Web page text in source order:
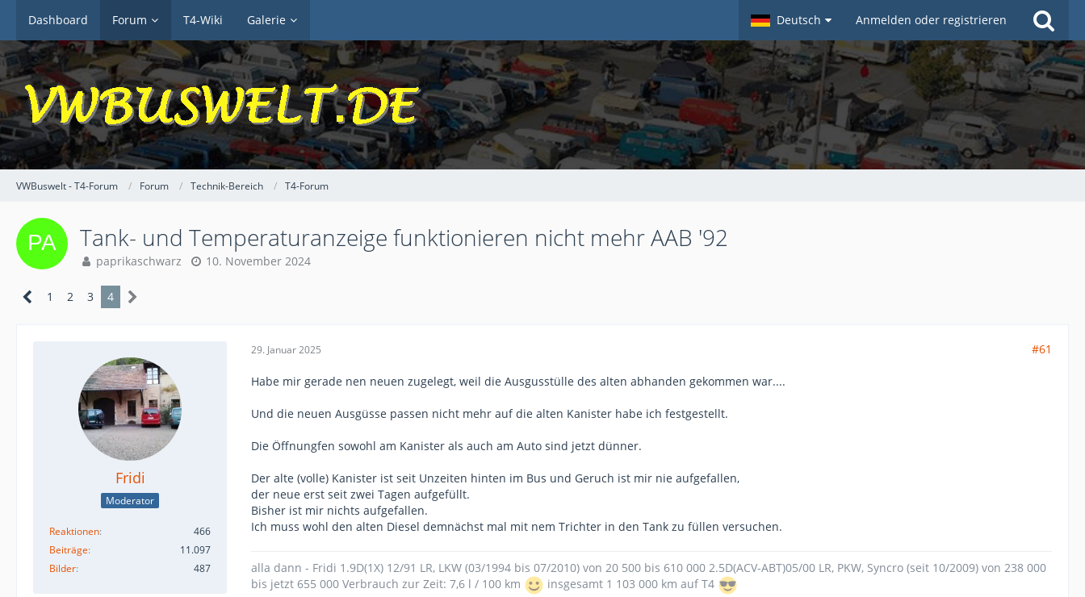
Dashboard Forum T4-Wiki Galerie Deutsch Anmelden oder registrieren
VWBuswelt - T4-Forum Forum Technik-Bereich T4-Forum
Tank- und Temperaturanzeige funktionieren nicht mehr AAB '92
paprikaschwarz 10. November 2024
1 2 3 4
Fridi
Moderator
Reaktionen
466
Beiträge
11.097
Bilder
487
29. Januar 2025 #61
Habe mir gerade nen neuen zugelegt, weil die Ausgusstülle des alten abhanden gekommen war....
Und die neuen Ausgüsse passen nicht mehr auf die alten Kanister habe ich festgestellt.
Die Öffnungfen sowohl am Kanister als auch am Auto sind jetzt dünner.
Der alte (volle) Kanister ist seit Unzeiten hinten im Bus und Geruch ist mir nie aufgefallen,
der neue erst seit zwei Tagen aufgefüllt.
Bisher ist mir nichts aufgefallen.
Ich muss wohl den alten Diesel demnächst mal mit nem Trichter in den Tank zu füllen versuchen.
alla dann - Fridi 1.9D(1X) 12/91 LR, LKW (03/1994 bis 07/2010) von 20 500 bis 610 000 2.5D(ACV-ABT)05/00 LR, PKW, Syncro (seit 10/2009) von 238 000
bis jetzt 655 000 Verbrauch zur Zeit: 7,6 l / 100 km
insgesamt 1 103 000 km auf T4